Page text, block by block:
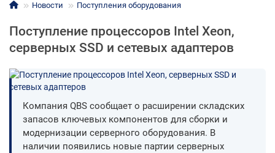
Новости Поступления оборудования
Поступление процессоров Intel Xeon,
серверных SSD и сетевых адаптеров
Компания QBS сообщает о расширении складских
запасов ключевых компонентов для сборки и
модернизации серверного оборудования. В
наличии появились новые партии серверных